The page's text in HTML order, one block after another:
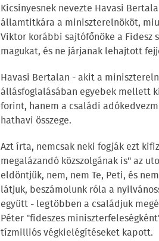
Kicsinyesnek nevezte Havasi
államtitkára a miniszterelnököt,
Viktor korábbi sajtófőnöke a Fidesz
magukat, és ne járjanak lehajtott
Havasi Bertalan - akit a
állásfoglalásában egyebek mellett
forint, hanem a családi
hathavi összege.
Azt írta, nemcsak neki fogják ezt
megalázandó közszolgának is" az
eldöntjük, nem, nem Te, Peti, és
látjuk, beszámolunk róla a
együtt - legtöbben a családjuk
Péter "fideszes
tízmilliós végkielégítéseket kapott.